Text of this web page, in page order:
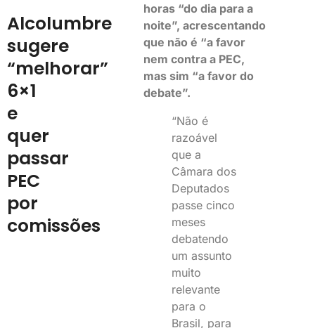
Alcolumbre
sugere
“melhorar”
6×1
e
quer
passar
PEC
por
comissões
horas “do dia para a
noite”, acrescentando
que não é “a favor
nem contra a PEC,
mas sim “a favor do
debate”.
“Não é
razoável
que a
Câmara dos
Deputados
passe cinco
meses
debatendo
um assunto
muito
relevante
para o
Brasil, para